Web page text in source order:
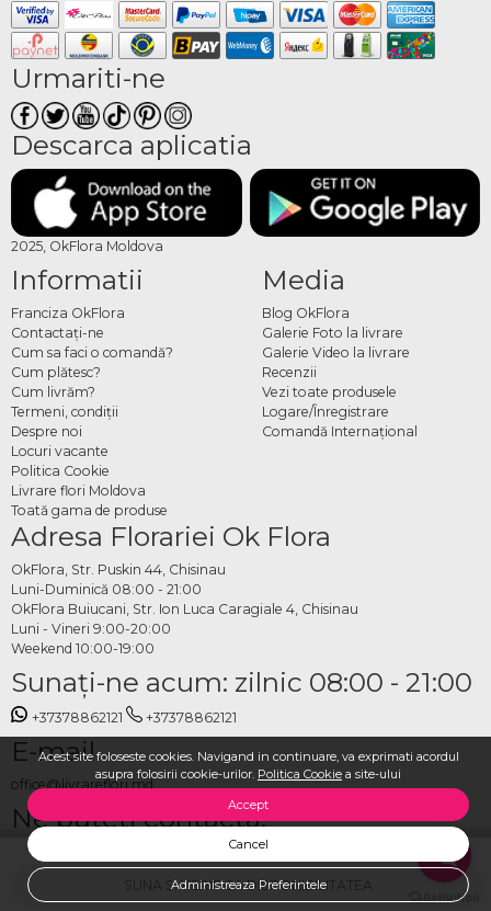
Acest site foloseste cookies. Navigand in continuare, va exprimati acordul
asupra folosirii cookie-urilor. Politica Cookie a site-ului
Accept
Cancel
Administreaza Preferintele
SUNA SI VERIFICA DISPONIBILITATEA
Urmariti-ne
Descarca aplicatia
2025, OkFlora Moldova
Informatii
Franciza OkFlora
Contactaţi-ne
Cum sa faci o comandă?
Cum plătesc?
Cum livrăm?
Termeni, condiţii
Despre noi
Locuri vacante
Politica Cookie
Livrare flori Moldova
Toată gama de produse
Media
Blog OkFlora
Galerie Foto la livrare
Galerie Video la livrare
Recenzii
Vezi toate produsele
Logare/Înregistrare
Comandă Internațional
Adresa Florariei Ok Flora
OkFlora, Str. Puskin 44, Chisinau
Luni-Duminică 08:00 - 21:00
OkFlora Buiucani, Str. Ion Luca Caragiale 4, Chisinau
Luni - Vineri 9:00-20:00
Weekend 10:00-19:00
Sunaţi-ne acum: zilnic 08:00 - 21:00
+37378862121 +37378862121
E-mail
office@livrareflori.md
Ne puteți contacta:
whatsapp